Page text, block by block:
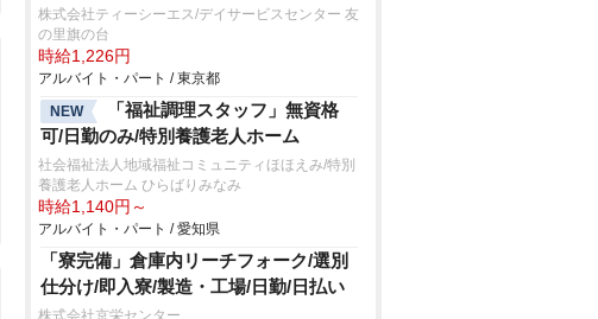
株式会社ティーシーエス/デイサービスセンター 友
の里旗の台
時給1,226円
アルバイト・パート / 東京都
NEW
「福祉調理スタッフ」無資格
可/日勤のみ/特別養護老人ホーム
社会福祉法人地域福祉コミュニティほほえみ/特別
養護老人ホーム ひらばりみなみ
時給1,140円～
アルバイト・パート / 愛知県
「寮完備」倉庫内リーチフォーク/選別
仕分け/即入寮/製造・工場/日勤/日払い
株式会社京栄センター